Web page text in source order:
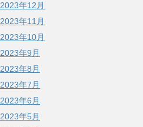
2023年12月
2023年11月
2023年10月
2023年9月
2023年8月
2023年7月
2023年6月
2023年5月